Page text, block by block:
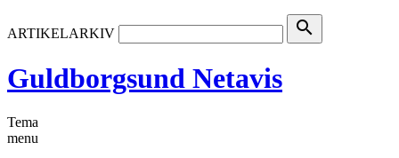
ARTIKELARKIV search
Guldborgsund Netavis
Tema
menu